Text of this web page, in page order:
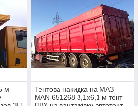
м
Тентова накидка на МАЗ
MAN 651268 3,1х6,1 м тент